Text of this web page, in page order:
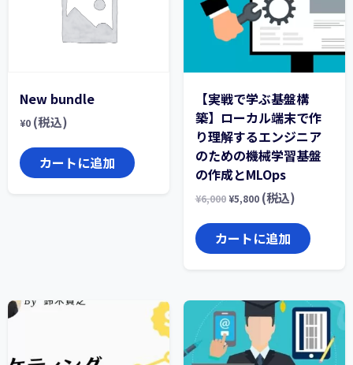
New bundle
¥0 (税込)
カートに追加
【実戦で学ぶ基盤構
築】ローカル端末で作
り理解するエンジニア
のための機械学習基盤
の作成とMLOps
¥6,000 ¥5,800 (税込)
カートに追加